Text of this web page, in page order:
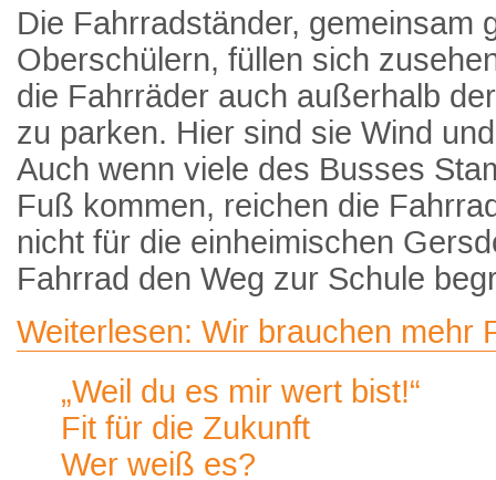
Die Fahrradständer, gemeinsam
Oberschülern, füllen sich
die Fahrräder auch außerhalb
zu parken. Hier sind sie Wind
Auch wenn viele des Busses
Fuß kommen, reichen die
nicht für die einheimischen
Fahrrad den Weg zur Schule
Weiterlesen: Wir brauchen mehr
„Weil du es mir wert bist!“
Fit für die Zukunft
Wer weiß es?